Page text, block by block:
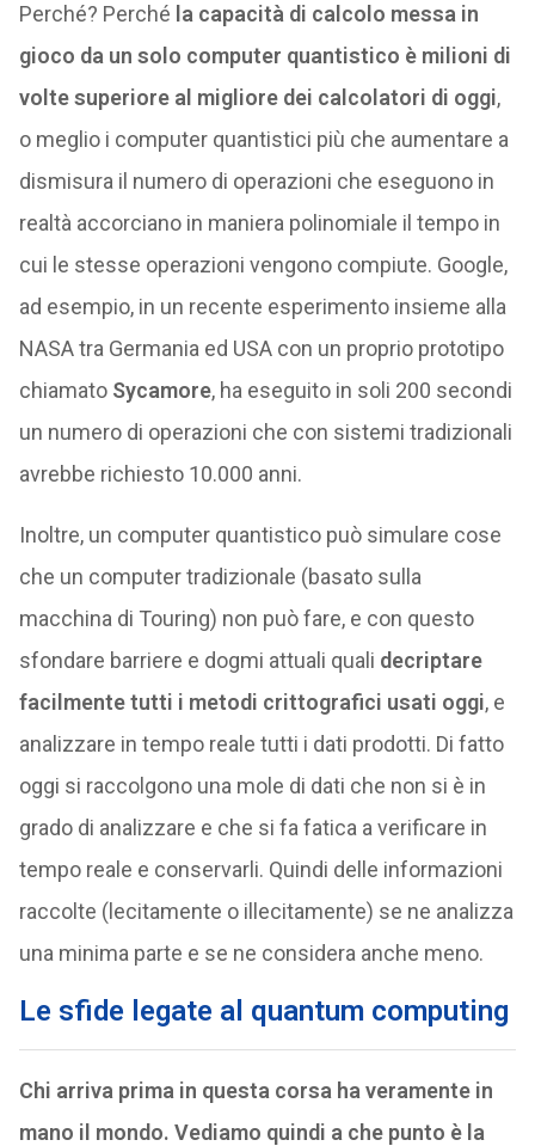
Perché? Perché la capacità di calcolo messa in
gioco da un solo computer quantistico è milioni di
volte superiore al migliore dei calcolatori di oggi,
o meglio i computer quantistici più che aumentare a
dismisura il numero di operazioni che eseguono in
realtà accorciano in maniera polinomiale il tempo in
cui le stesse operazioni vengono compiute. Google,
ad esempio, in un recente esperimento insieme alla
NASA tra Germania ed USA con un proprio prototipo
chiamato Sycamore, ha eseguito in soli 200 secondi
un numero di operazioni che con sistemi tradizionali
avrebbe richiesto 10.000 anni.
Inoltre, un computer quantistico può simulare cose
che un computer tradizionale (basato sulla
macchina di Touring) non può fare, e con questo
sfondare barriere e dogmi attuali quali decriptare
facilmente tutti i metodi crittografici usati oggi, e
analizzare in tempo reale tutti i dati prodotti. Di fatto
oggi si raccolgono una mole di dati che non si è in
grado di analizzare e che si fa fatica a verificare in
tempo reale e conservarli. Quindi delle informazioni
raccolte (lecitamente o illecitamente) se ne analizza
una minima parte e se ne considera anche meno.
Le sfide legate al quantum computing
Chi arriva prima in questa corsa ha veramente in
mano il mondo. Vediamo quindi a che punto è la